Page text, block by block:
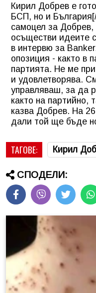
Кирил Добрев е
БСП, но и
самоцел за
осъществи идеите
в интервю за
опозиция - както в
партията. Не ме
и удовлетворява.
управляваш, за да
както на партийно,
казва Добрев. На
дали той ще бъде
ТАГОВЕ: Кирил
СПОДЕЛИ: